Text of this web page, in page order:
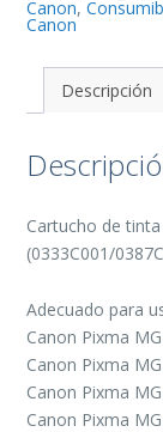
0333C001/
cantidad
Canon,
Canon
Descripción
Cartucho de
(0333C001/
Adecuado para
Canon Pixma
Canon Pixma
Canon Pixma
Canon Pixma